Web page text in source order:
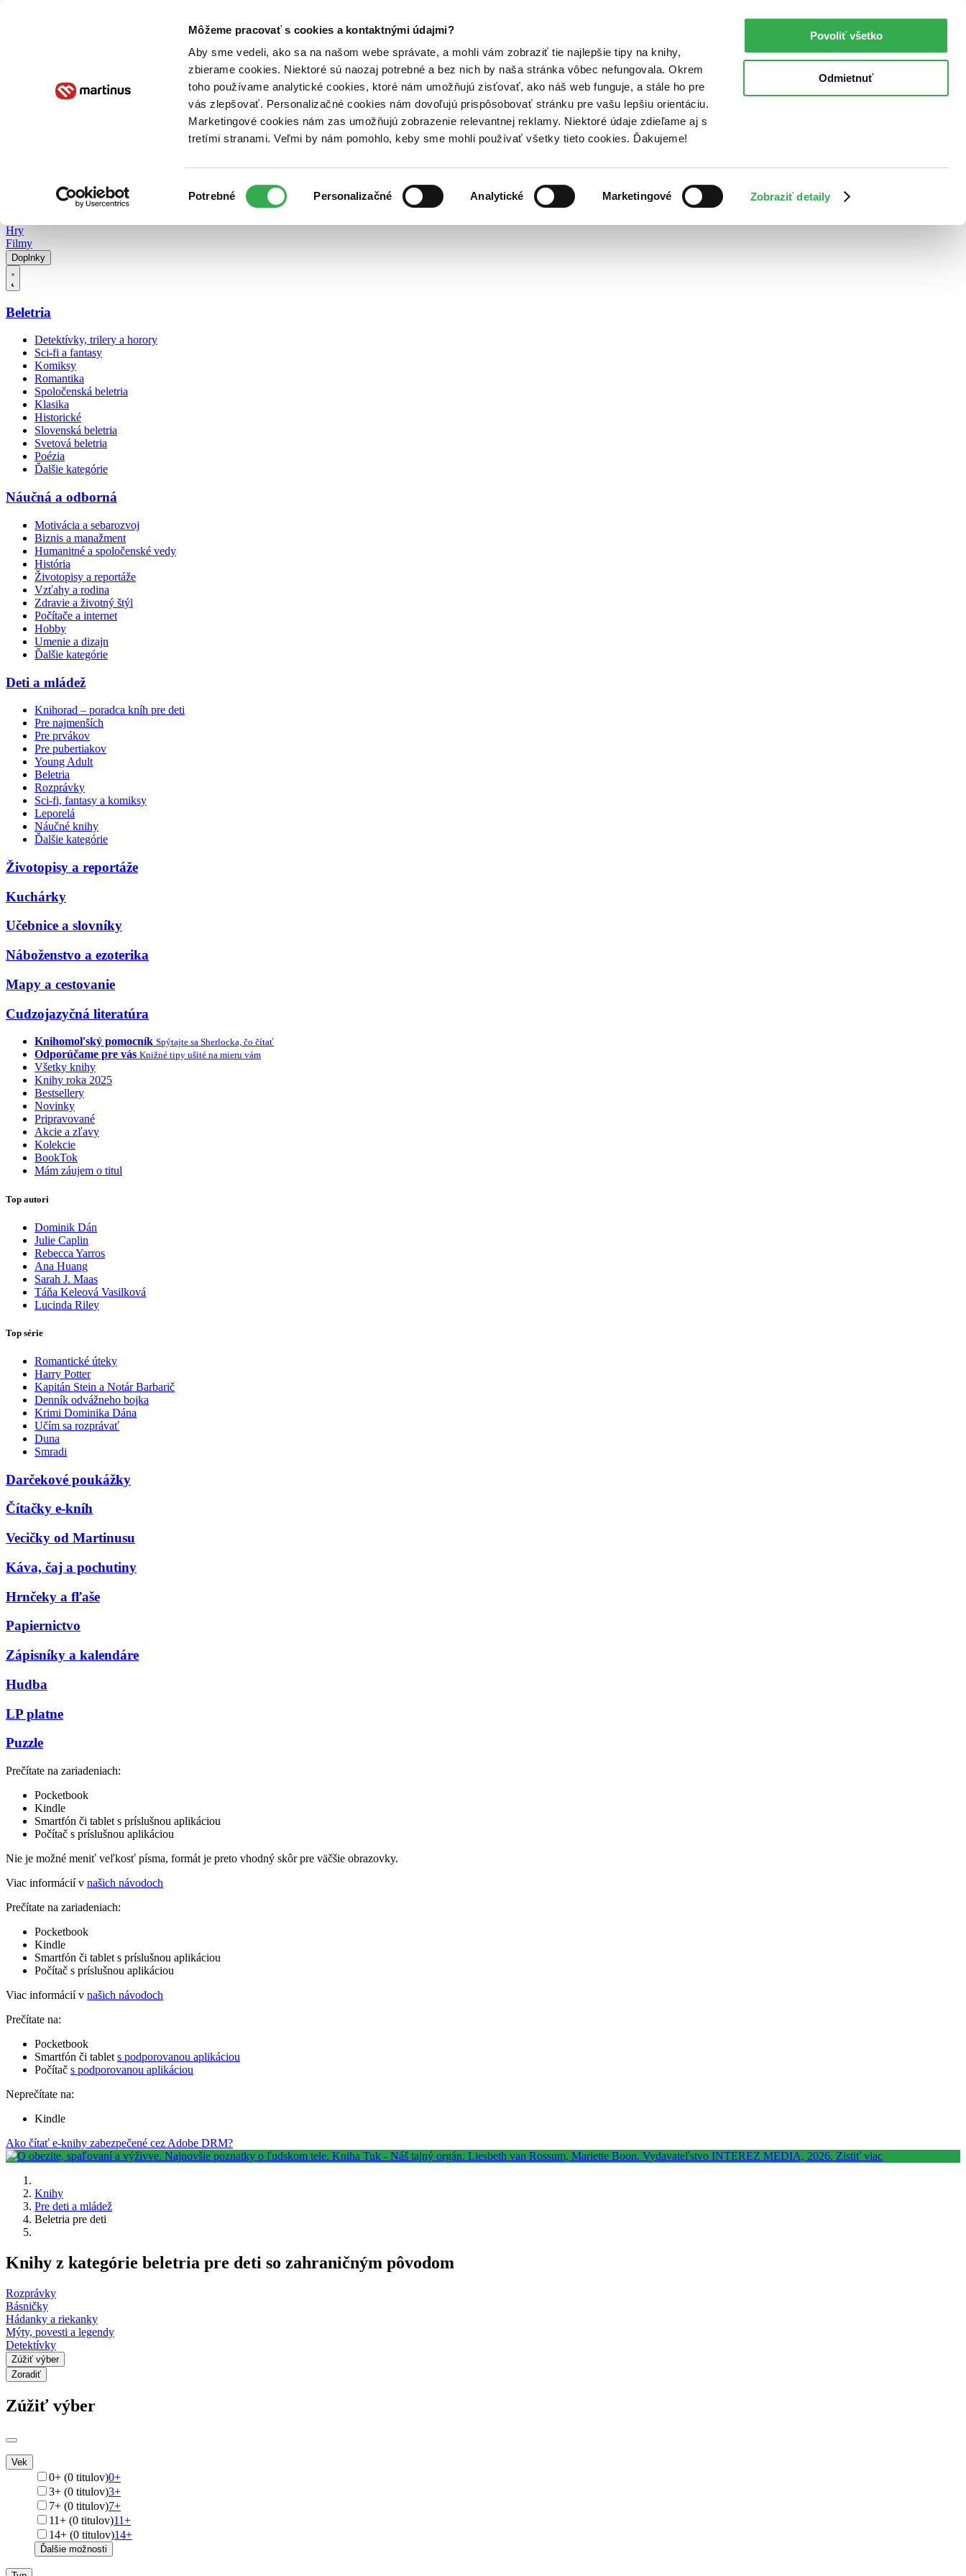
Môžeme pracovať s cookies a kontaktnými údajmi?
Aby sme vedeli, ako sa na našom webe správate, a mohli vám zobraziť tie najlepšie tipy na knihy,
zbierame cookies. Niektoré sú naozaj potrebné a bez nich by naša stránka vôbec nefungovala. Okrem
toho používame analytické cookies, ktoré nám umožňujú zisťovať, ako náš web funguje, a stále ho pre
vás zlepšovať. Personalizačné cookies nám dovoľujú prispôsobovať stránku pre vašu lepšiu orientáciu.
Marketingové cookies nám zas umožňujú zobrazenie relevantnej reklamy. Niektoré údaje zdieľame aj s
tretími stranami. Veľmi by nám pomohlo, keby sme mohli používať všetky tieto cookies. Ďakujeme!
súhlasu
Potrebné Personalizačné Analytické Marketingové Zobraziť detaily
Povoliť všetko
Odmietnuť
Poukážky Kontakt
Hry
Filmy
Doplnky
Beletria
Detektívky, trilery a horory
Sci-fi a fantasy
Komiksy
Romantika
Spoločenská beletria
Klasika
Historické
Slovenská beletria
Svetová beletria
Poézia
Ďalšie kategórie
Náučná a odborná
Motivácia a sebarozvoj
Biznis a manažment
Humanitné a spoločenské vedy
História
Životopisy a reportáže
Vzťahy a rodina
Zdravie a životný štýl
Počítače a internet
Hobby
Umenie a dizajn
Ďalšie kategórie
Deti a mládež
Knihorad – poradca kníh pre deti
Pre najmenších
Pre prvákov
Pre pubertiakov
Young Adult
Beletria
Rozprávky
Sci-fi, fantasy a komiksy
Leporelá
Náučné knihy
Ďalšie kategórie
Životopisy a reportáže
Kuchárky
Učebnice a slovníky
Náboženstvo a ezoterika
Mapy a cestovanie
Cudzojazyčná literatúra
Knihomoľský pomocník Spýtajte sa Sherlocka, čo čítať
Odporúčame pre vás Knižné tipy ušité na mieru vám
Všetky knihy
Knihy roka 2025
Bestsellery
Novinky
Pripravované
Akcie a zľavy
Kolekcie
BookTok
Mám záujem o titul
Top autori
Dominik Dán
Julie Caplin
Rebecca Yarros
Ana Huang
Sarah J. Maas
Táňa Keleová Vasilková
Lucinda Riley
Top série
Romantické úteky
Harry Potter
Kapitán Stein a Notár Barbarič
Denník odvážneho bojka
Krimi Dominika Dána
Učím sa rozprávať
Duna
Smradi
Darčekové poukážky
Čítačky e-kníh
Vecičky od Martinusu
Káva, čaj a pochutiny
Hrnčeky a fľaše
Papiernictvo
Zápisníky a kalendáre
Hudba
LP platne
Puzzle
Prečítate na zariadeniach:
Pocketbook
Kindle
Smartfón či tablet s príslušnou aplikáciou
Počítač s príslušnou aplikáciou
Nie je možné meniť veľkosť písma, formát je preto vhodný skôr pre väčšie obrazovky.
Viac informácií v našich návodoch
Prečítate na zariadeniach:
Pocketbook
Kindle
Smartfón či tablet s príslušnou aplikáciou
Počítač s príslušnou aplikáciou
Viac informácií v našich návodoch
Prečítate na:
Pocketbook
Smartfón či tablet s podporovanou aplikáciou
Počítač s podporovanou aplikáciou
Neprečítate na:
Kindle
Ako čítať e-knihy zabezpečené cez Adobe DRM?
Knihy
Pre deti a mládež
Beletria pre deti
Knihy z kategórie beletria pre deti so zahraničným pôvodom
Rozprávky
Básničky
Hádanky a riekanky
Mýty, povesti a legendy
Detektívky
Zúžiť výber
Zoradiť
Zúžiť výber
Vek
0+ (0 titulov)0+
3+ (0 titulov)3+
7+ (0 titulov)7+
11+ (0 titulov)11+
14+ (0 titulov)14+
Ďalšie možnosti